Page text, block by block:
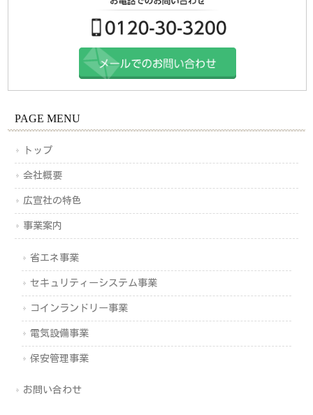
PAGE MENU
トップ
会社概要
広宣社の特色
事業案内
省エネ事業
セキュリティーシステム事業
コインランドリー事業
電気設備事業
保安管理事業
お問い合わせ